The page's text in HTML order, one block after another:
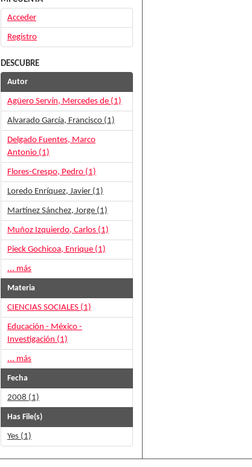
Acceder
Registro
DESCUBRE
Autor
Agüero Servín, Mercedes de (1)
Alvarado García, Francisco (1)
Delgado Fuentes, Marco
Antonio (1)
Flores-Crespo, Pedro (1)
Loredo Enríquez, Javier (1)
Martínez Sánchez, Jorge (1)
Muñoz Izquierdo, Carlos (1)
Pieck Gochicoa, Enrique (1)
... más
Materia
CIENCIAS SOCIALES (1)
Educación - México -
Investigación (1)
... más
Fecha
2008 (1)
Has File(s)
Yes (1)